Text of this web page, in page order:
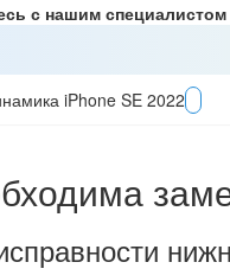
с нашим специалистом
iPhone SE 2022